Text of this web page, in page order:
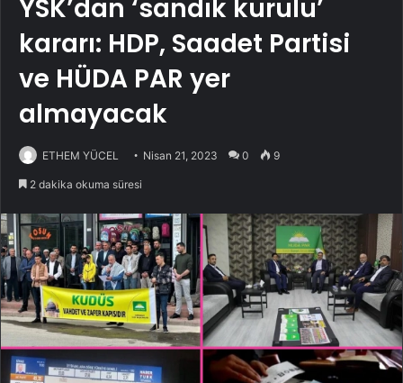
YSK’dan ‘sandık kurulu’
kararı: HDP, Saadet Partisi
ve HÜDA PAR yer
almayacak
ETHEM YÜCEL Nisan 21, 2023 0 9
2 dakika okuma süresi